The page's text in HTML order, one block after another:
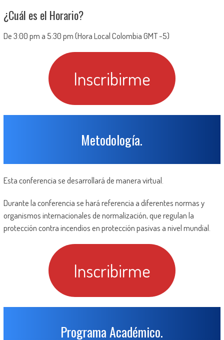
¿Cuál es el Horario?
De 3:00 pm a 5:30 pm (Hora Local Colombia GMT -5)
Inscribirme
Metodología.
Esta conferencia se desarrollará de manera virtual.
Durante la conferencia se hará referencia a diferentes normas y
organismos internacionales de normalización, que regulan la
protección contra incendios en protección pasivas a nivel mundial.
Inscribirme
Programa Académico.